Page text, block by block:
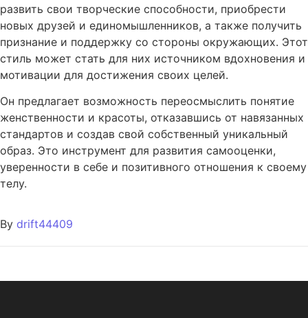
развить свои творческие способности, приобрести
новых друзей и единомышленников, а также получить
признание и поддержку со стороны окружающих. Этот
стиль может стать для них источником вдохновения и
мотивации для достижения своих целей.
Он предлагает возможность переосмыслить понятие
женственности и красоты, отказавшись от навязанных
стандартов и создав свой собственный уникальный
образ. Это инструмент для развития самооценки,
уверенности в себе и позитивного отношения к своему
телу.
By drift44409